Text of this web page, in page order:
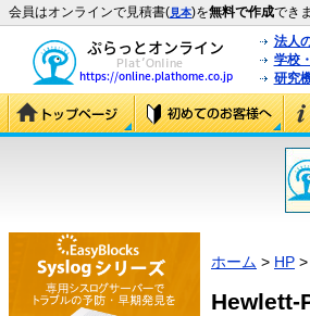
会員はオンラインで見積書(見本)を無料で作成でき
法人
学校
研究
ホーム > HP >
Hewlett-